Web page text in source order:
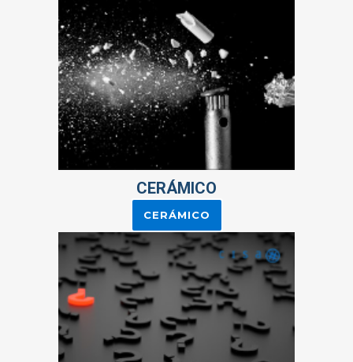
CERÁMICO
CERÁMICO